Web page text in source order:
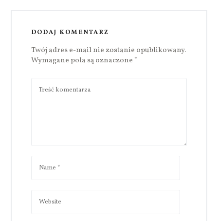
DODAJ KOMENTARZ
Twój adres e-mail nie zostanie opublikowany.
Wymagane pola są oznaczone *